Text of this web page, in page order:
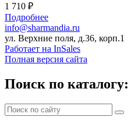
1 710 ₽
Подробнее
info@sharmandia.ru
ул. Верхние поля, д.36, корп.1
Работает на InSales
Полная версия сайта
Поиск по каталогу: